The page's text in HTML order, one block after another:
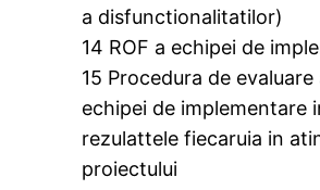
a disfunctionalitatilor)
14 ROF a echipei de
15 Procedura de
echipei de implementare
rezulattele fiecaruia in
proiectului